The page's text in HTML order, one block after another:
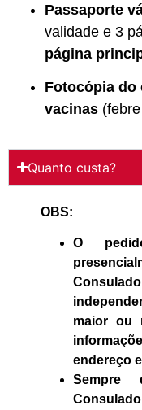
Passaporte
validade e 3
página
Fotocópia do
vacinas
Quanto custa?
OBS:
O
maior ou
endereço
Sempre